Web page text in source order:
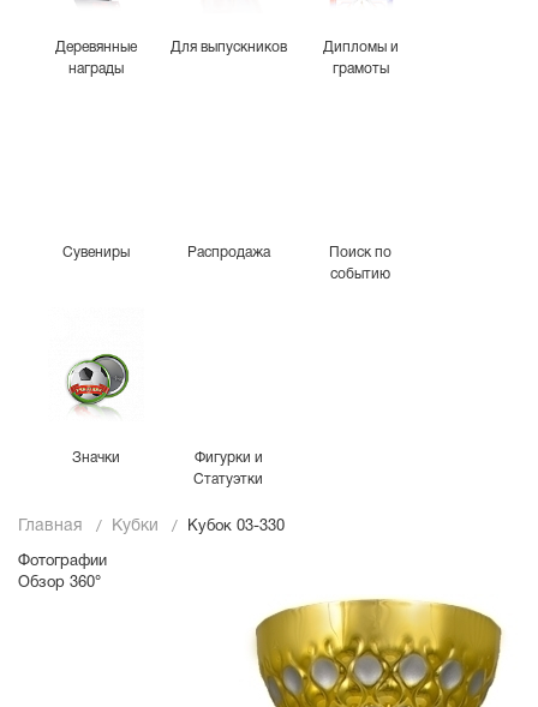
Деревянные
награды
Для выпускников
Дипломы и
грамоты
Сувениры Распродажа
Поиск по
событию
Значки
Фигурки и
Статуэтки
Главная Кубки Кубок 03-330
Фотографии
Обзор 360°